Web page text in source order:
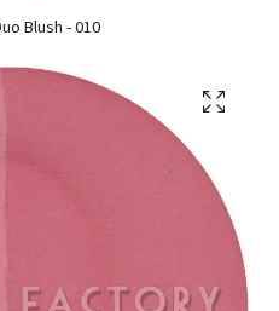
Blush - 010